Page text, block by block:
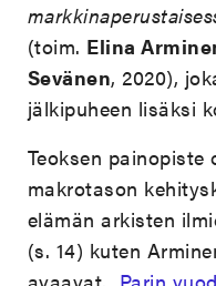
(toim. Elina
Sevänen, 2020),
jälkipuheen lisäksi
Teoksen painopiste
makrotason
elämän arkisten
(s. 14) kuten